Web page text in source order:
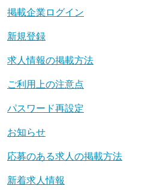
掲載企業ログイン
新規登録
求人情報の掲載方法
ご利用上の注意点
パスワード再設定
お知らせ
応募のある求人の掲載方法
新着求人情報